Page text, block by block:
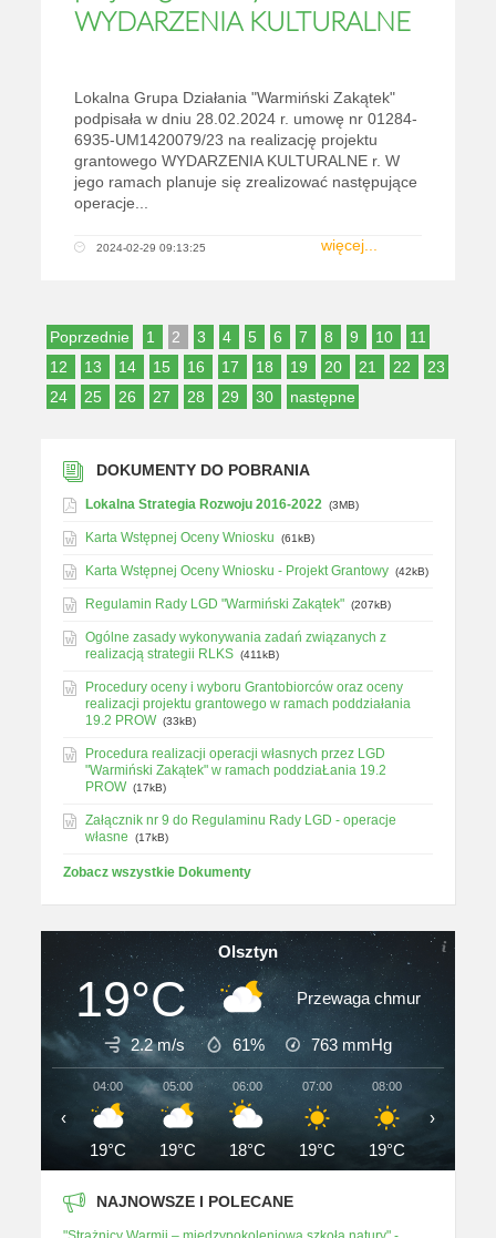
WYDARZENIA KULTURALNE
Lokalna Grupa Działania "Warmiński Zakątek"
podpisała w dniu 28.02.2024 r. umowę nr 01284-
6935-UM1420079/23 na realizację projektu
grantowego WYDARZENIA KULTURALNE r. W
jego ramach planuje się zrealizować następujące
operacje...
więcej...
2024-02-29 09:13:25
Poprzednie 1 2 3 4 5 6 7 8 9 10
11
12
13 14 15 16 17 18 19 20 21 22
23
24
25 26 27 28 29 30 następne
DOKUMENTY DO POBRANIA
Lokalna Strategia Rozwoju 2016-2022 (3MB)
Karta Wstępnej Oceny Wniosku (61kB)
Karta Wstępnej Oceny Wniosku - Projekt Grantowy (42kB)
Regulamin Rady LGD "Warmiński Zakątek" (207kB)
Ogólne zasady wykonywania zadań związanych z
realizacją strategii RLKS (411kB)
Procedury oceny i wyboru Grantobiorców oraz oceny
realizacji projektu grantowego w ramach poddziałania
19.2 PROW (33kB)
Procedura realizacji operacji własnych przez LGD
"Warmiński Zakątek" w ramach poddziaŁania 19.2
PROW (17kB)
Załącznik nr 9 do Regulaminu Rady LGD - operacje
własne
(17kB)
Zobacz wszystkie Dokumenty
Olsztyn
19°C Przewaga chmur
2.2 m/s 61% 763 mmHg
04:00
19°C
05:00
19°C
06:00
18°C
07:00
19°C
08:00
19°C
‹ ›
NAJNOWSZE I POLECANE